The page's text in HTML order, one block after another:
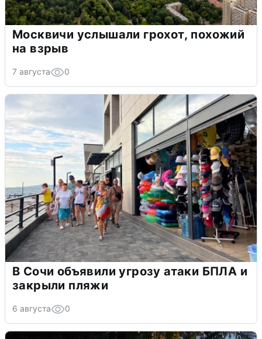
Москвичи услышали грохот, похожий
на взрыв
7 августа 0
В Сочи объявили угрозу атаки БПЛА и
закрыли пляжи
6 августа 0